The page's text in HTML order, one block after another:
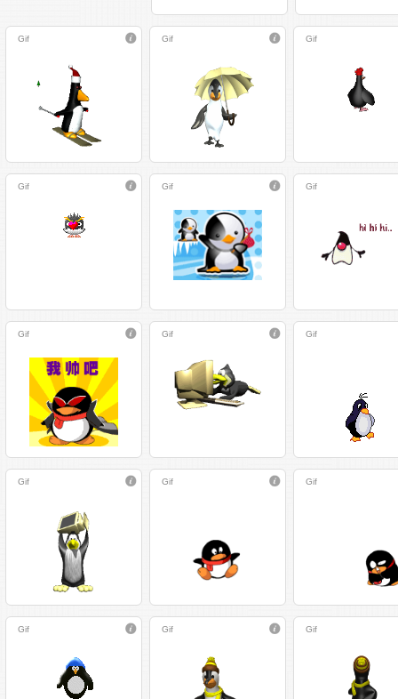
Gif Gif Gif
Gif Gif Gif
Gif Gif Gif
Gif Gif Gif
Gif Gif Gif